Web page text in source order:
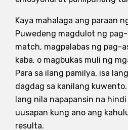
Kaya mahalaga ang paraan
Puwedeng magdulot ng
match, magpalabas ng pag-
kaba, o magbukas muli ng
Para sa ilang pamilya, isa
dagdag sa kanilang kuwento.
lang nila napapansin na
uusapan kung ano ang
resulta.